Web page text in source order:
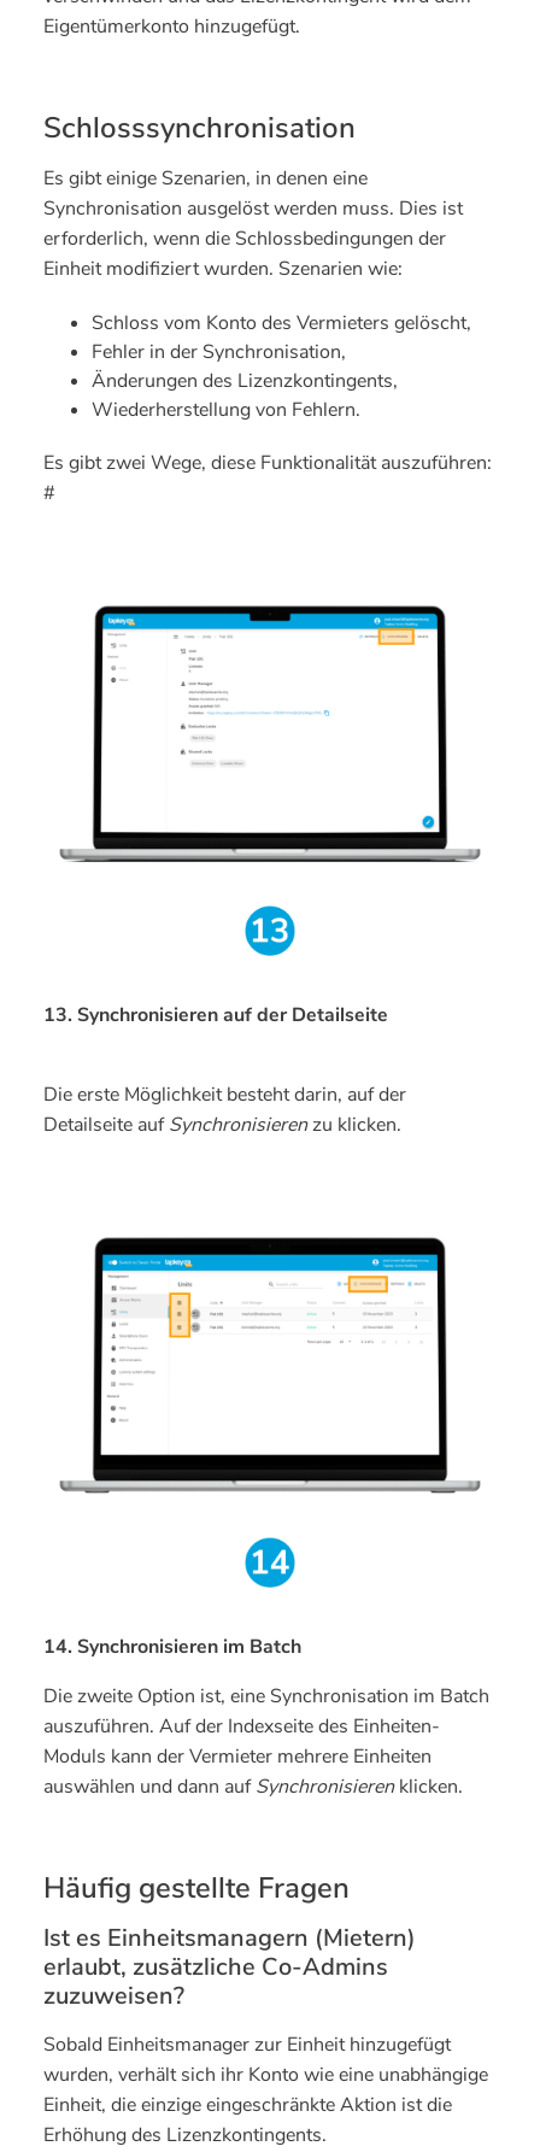
Eigentümerkonto hinzugefügt.
Schlosssynchronisation
Es gibt einige Szenarien, in denen eine
Synchronisation ausgelöst werden muss. Dies ist
erforderlich, wenn die Schlossbedingungen der
Einheit modifiziert wurden. Szenarien wie:
Schloss vom Konto des Vermieters gelöscht,
Fehler in der Synchronisation,
Änderungen des Lizenzkontingents,
Wiederherstellung von Fehlern.
Es gibt zwei Wege, diese Funktionalität auszuführen:
#
13. Synchronisieren auf der Detailseite
Die erste Möglichkeit besteht darin, auf der
Detailseite aufSynchronisierenzu klicken.
14. Synchronisieren im Batch
Die zweite Option ist, eine Synchronisation im Batch
auszuführen. Auf der Indexseite des Einheiten-
Moduls kann der Vermieter mehrere Einheiten
auswählen und dann aufSynchronisierenklicken.
Häufig gestellte Fragen
Ist es Einheitsmanagern (Mietern)
erlaubt, zusätzliche Co-Admins
zuzuweisen?
Sobald Einheitsmanager zur Einheit hinzugefügt
wurden, verhält sich ihr Konto wie eine unabhängige
Einheit, die einzige eingeschränkte Aktion ist die
Erhöhung des Lizenzkontingents.